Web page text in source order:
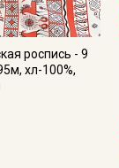
роспись - 9
хл-100%,